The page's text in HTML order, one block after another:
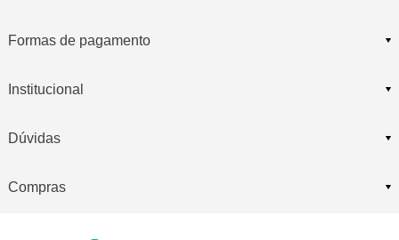
Formas de pagamento
Institucional
Dúvidas
Compras